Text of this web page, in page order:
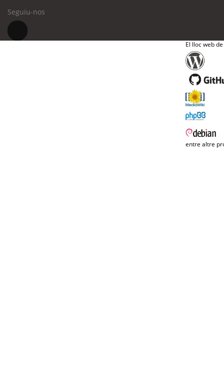
Seguiu-nos
El lloc web
entre altre